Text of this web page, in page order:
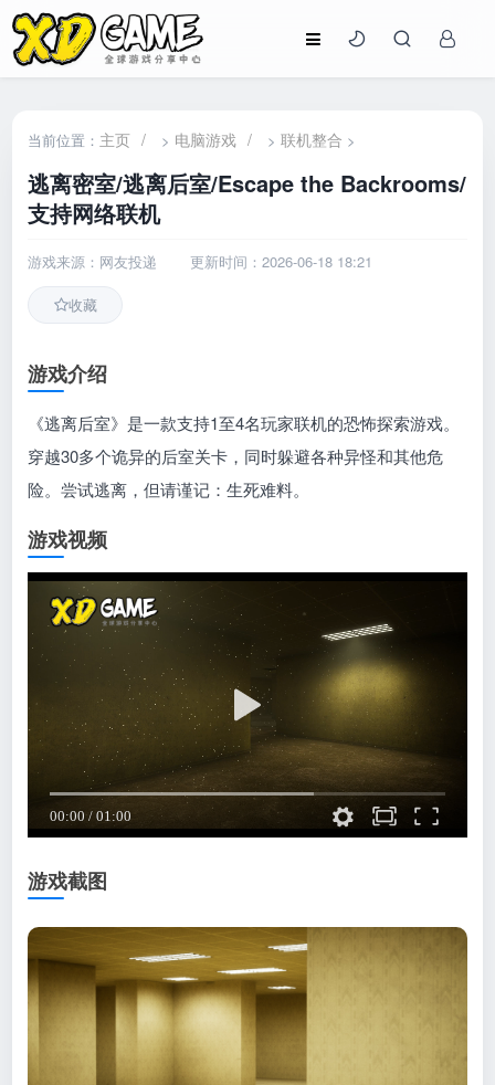
当前位置： 主页 / > 电脑游戏 / >联机整合 >
逃离密室/逃离后室/Escape the Backrooms/
支持网络联机
游戏来源：网友投递 更新时间：2026-06-18 18:21
收藏
游戏介绍
《逃离后室》是一款支持1至4名玩家联机的恐怖探索游戏。
穿越30多个诡异的后室关卡，同时躲避各种异怪和其他危
险。尝试逃离，但请谨记：生死难料。
游戏视频
游戏截图